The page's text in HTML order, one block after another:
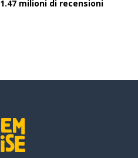
1.47 milioni di recensioni